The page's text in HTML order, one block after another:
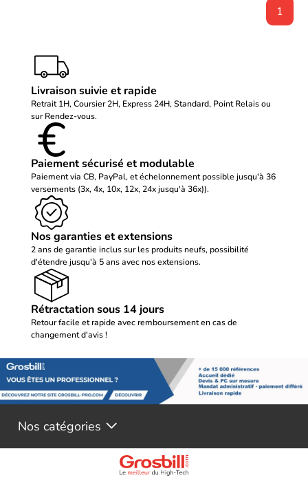
1
Livraison suivie et rapide
Retrait 1H, Coursier 2H, Express 24H, Standard, Point Relais ou
sur Rendez-vous.
Paiement sécurisé et modulable
Paiement via CB, PayPal, et échelonnement possible jusqu'à 36
versements (3x, 4x, 10x, 12x, 24x jusqu'à 36x)).
Nos garanties et extensions
2 ans de garantie inclus sur les produits neufs, possibilité
d'étendre jusqu'à 5 ans avec nos extensions.
Rétractation sous 14 jours
Retour facile et rapide avec remboursement en cas de
changement d'avis !
Nos catégories